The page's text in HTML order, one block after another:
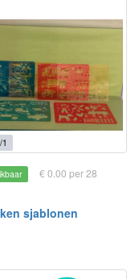
€ 0.00 per 28
sjablonen